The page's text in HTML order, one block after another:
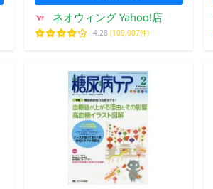
ネオウィング Yahoo!店
4.28 (109,007件)